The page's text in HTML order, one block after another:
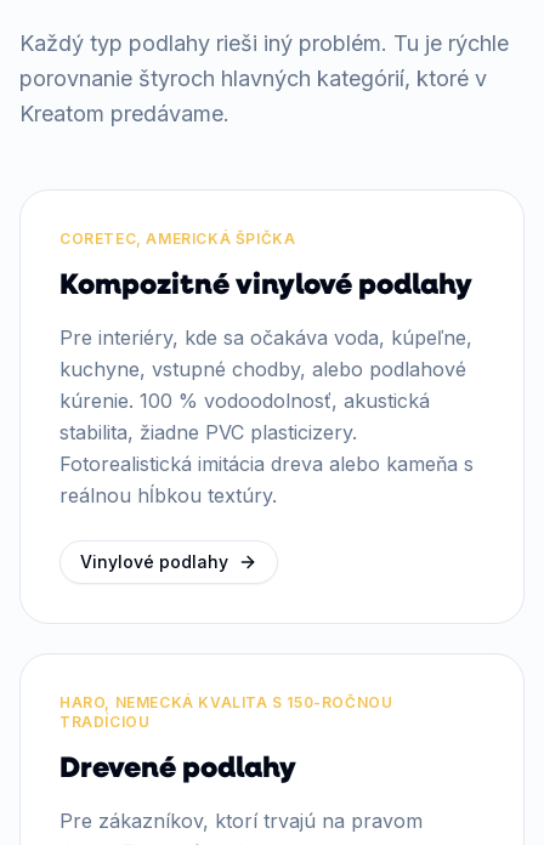
Každý typ podlahy rieši iný problém. Tu je rýchle
porovnanie štyroch hlavných kategórií, ktoré v
Kreatom predávame.
CORETEC, AMERICKÁ ŠPIČKA
Kompozitné vinylové podlahy
Pre interiéry, kde sa očakáva voda, kúpeľne,
kuchyne, vstupné chodby, alebo podlahové
kúrenie. 100 % vodoodolnosť, akustická
stabilita, žiadne PVC plasticizery.
Fotorealistická imitácia dreva alebo kameňa s
reálnou hĺbkou textúry.
Vinylové podlahy
HARO, NEMECKÁ KVALITA S 150-ROČNOU
TRADÍCIOU
Drevené podlahy
Pre zákazníkov, ktorí trvajú na pravom